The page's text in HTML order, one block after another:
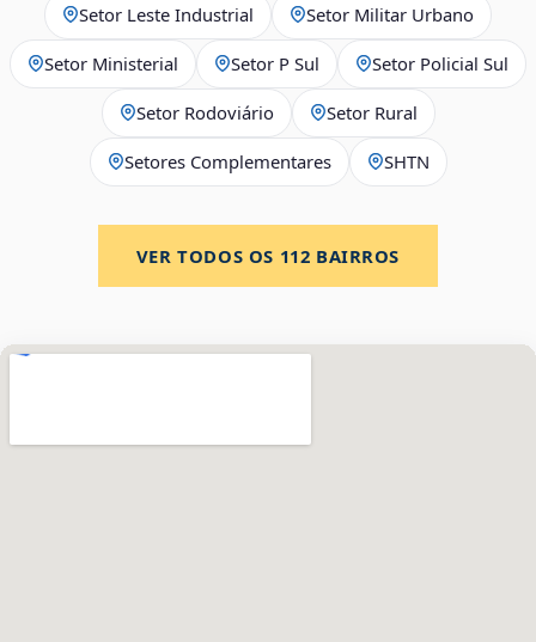
Setor Leste Industrial Setor Militar Urbano
Setor Ministerial Setor P Sul Setor Policial Sul
Setor Rodoviário Setor Rural
Setores Complementares SHTN
VER TODOS OS 112 BAIRROS